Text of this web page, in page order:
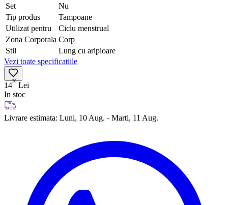
Set
Nu
Tip produs
Tampoane
Utilizat pentru
Ciclu menstrual
Zona Corporala Corp
Stil
Lung cu aripioare
Vezi toate specificatiile
1430 Lei
In stoc
Livrare estimata: Luni, 10 Aug. - Marti, 11 Aug.